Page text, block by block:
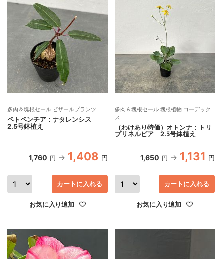
多肉＆塊根セール ビザールプランツ
ペトペンチア：ナタレンシス
2.5号鉢植え
1,760 円 1,408 円
お気に入り追加
カートに入れる
多肉＆塊根セール 塊根植物 コーデック
ス
（わけあり特価）オトンナ：トリ
プリネルビア 2.5号鉢植え
1,650 円 1,131 円
お気に入り追加
カートに入れる